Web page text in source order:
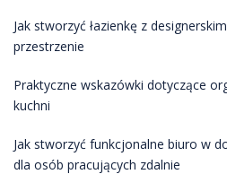
Jak stworzyć łazienkę z
przestrzenie
Praktyczne wskazówki dotyczące
kuchni
Jak stworzyć funkcjonalne biuro w
dla osób pracujących zdalnie